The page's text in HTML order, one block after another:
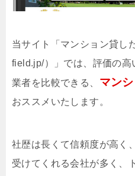
当サイト「マンション貸し
field.jp/）」では、評価の
業者を比較できる、 マン
おススメいたします。
社歴は長くて信頼度が高く
受けてくれる会社が多く、